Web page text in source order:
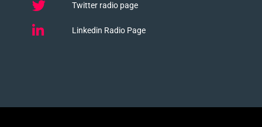
Twitter radio page
Linkedin Radio Page